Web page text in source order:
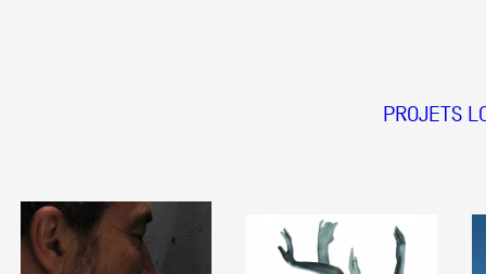
PROJETS